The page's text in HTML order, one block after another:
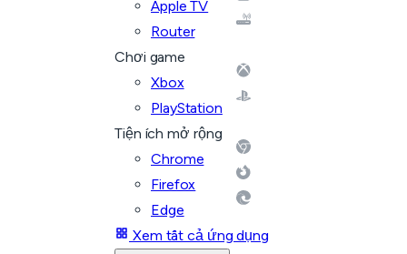
Apple TV
Router
Chơi game
Xbox
PlayStation
Tiện ích mở rộng
Chrome
Firefox
Edge
Xem tất cả ứng dụng